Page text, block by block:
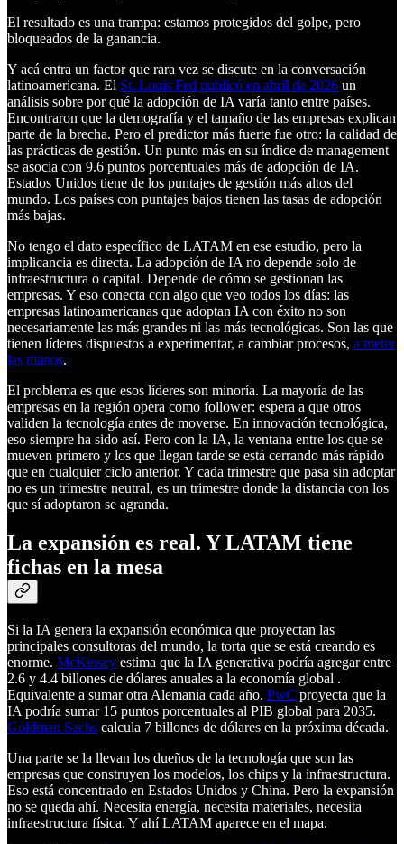
El resultado es una trampa: estamos protegidos del golpe, pero
bloqueados de la ganancia.
Y acá entra un factor que rara vez se discute en la conversación
latinoamericana. El St. Louis Fed publicó en abril de 2026 un
análisis sobre por qué la adopción de IA varía tanto entre países.
Encontraron que la demografía y el tamaño de las empresas explican
parte de la brecha. Pero el predictor más fuerte fue otro: la calidad de
las prácticas de gestión. Un punto más en su índice de management
se asocia con 9.6 puntos porcentuales más de adopción de IA.
Estados Unidos tiene de los puntajes de gestión más altos del
mundo. Los países con puntajes bajos tienen las tasas de adopción
más bajas.
No tengo el dato específico de LATAM en ese estudio, pero la
implicancia es directa. La adopción de IA no depende solo de
infraestructura o capital. Depende de cómo se gestionan las
empresas. Y eso conecta con algo que veo todos los días: las
empresas latinoamericanas que adoptan IA con éxito no son
necesariamente las más grandes ni las más tecnológicas. Son las que
tienen líderes dispuestos a experimentar, a cambiar procesos, a meter
las manos.
El problema es que esos líderes son minoría. La mayoría de las
empresas en la región opera como follower: espera a que otros
validen la tecnología antes de moverse. En innovación tecnológica,
eso siempre ha sido así. Pero con la IA, la ventana entre los que se
mueven primero y los que llegan tarde se está cerrando más rápido
que en cualquier ciclo anterior. Y cada trimestre que pasa sin adoptar
no es un trimestre neutral, es un trimestre donde la distancia con los
que sí adoptaron se agranda.
La expansión es real. Y LATAM tiene
fichas en la mesa
Si la IA genera la expansión económica que proyectan las
principales consultoras del mundo, la torta que se está creando es
enorme. McKinsey estima que la IA generativa podría agregar entre
2.6 y 4.4 billones de dólares anuales a la economía global .
Equivalente a sumar otra Alemania cada año. PwC proyecta que la
IA podría sumar 15 puntos porcentuales al PIB global para 2035.
Goldman Sachs calcula 7 billones de dólares en la próxima década.
Una parte se la llevan los dueños de la tecnología que son las
empresas que construyen los modelos, los chips y la infraestructura.
Eso está concentrado en Estados Unidos y China. Pero la expansión
no se queda ahí. Necesita energía, necesita materiales, necesita
infraestructura física. Y ahí LATAM aparece en el mapa.